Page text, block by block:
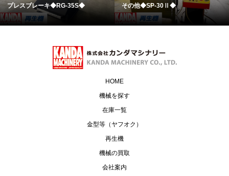
プレスブレーキ◆RG-35S◆ その他◆SP-30Ⅱ◆
HOME
機械を探す
在庫一覧
金型等（ヤフオク）
再生機
機械の買取
会社案内